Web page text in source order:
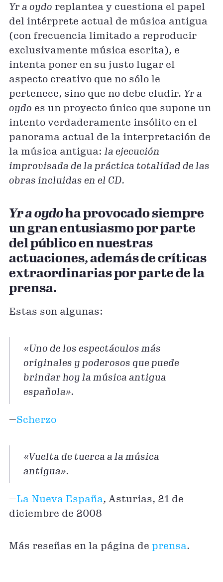
Yr a oydo replantea y cuestiona el papel
del intérprete actual de música antigua
(con frecuencia limitado a reproducir
exclusivamente música escrita), e
intenta poner en su justo lugar el
aspecto creativo que no sólo le
pertenece, sino que no debe eludir. Yr a
oydo es un proyecto único que supone un
intento verdaderamente insólito en el
panorama actual de la interpretación de
la música antigua:la ejecución
improvisada de la práctica totalidad de las
obras incluidas en el CD.
Yr a oydoha provocado siempre
un gran entusiasmo por parte
del público en nuestras
actuaciones, además de críticas
extraordinarias por parte de la
prensa.
Estas son algunas:
«Uno de los espectáculos más
originales y poderosos que puede
brindar hoy la música antigua
española».
—Scherzo
«Vuelta de tuerca a la música
antigua».
—La Nueva España, Asturias, 21 de
diciembre de 2008
Más reseñas en la página de prensa.